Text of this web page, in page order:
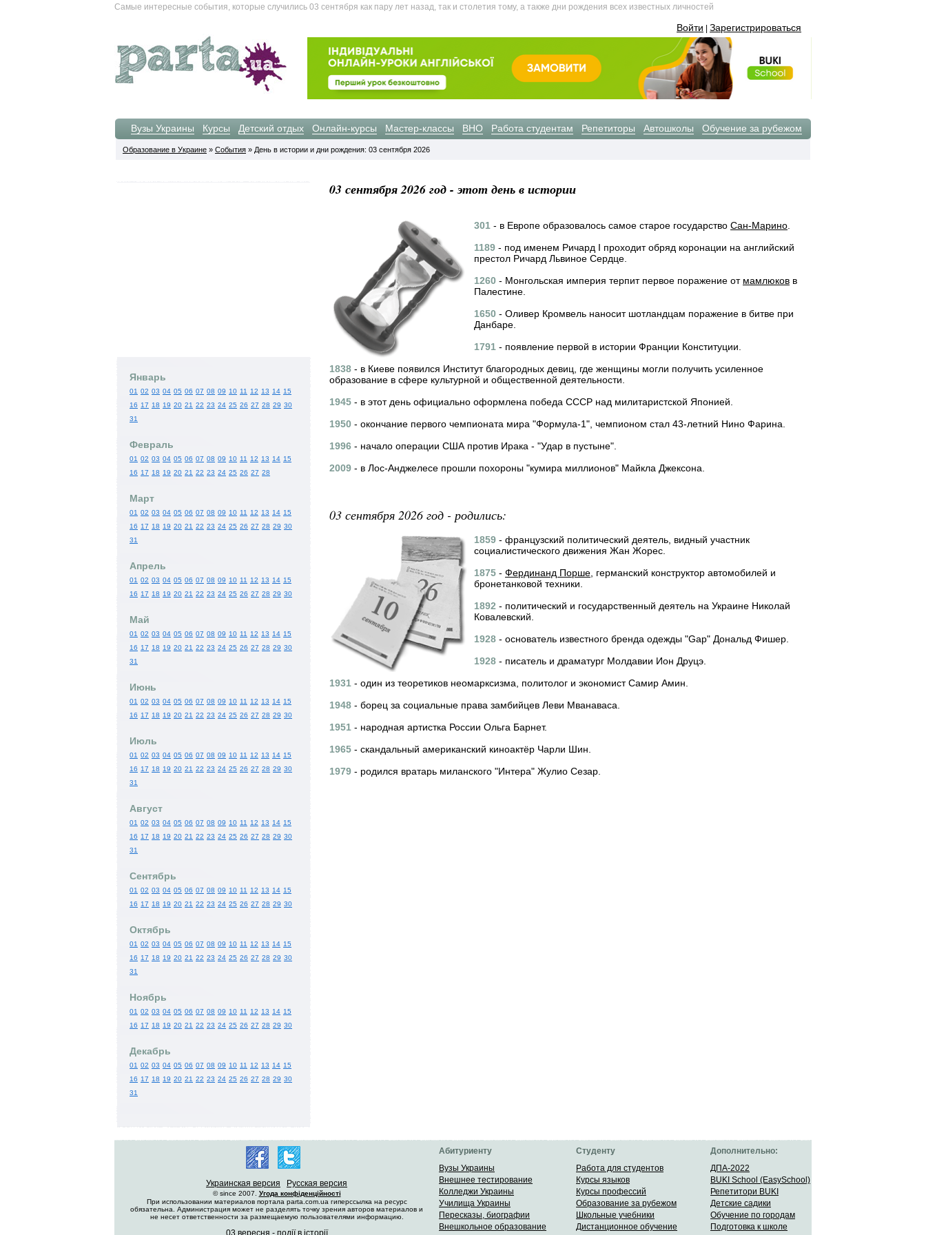
Самые интересные события, которые случились 03 сентября как пару лет назад, так и столетия тому, а также дни рождения всех известных личностей
Войти Зарегистрироваться
Вузы Украины Курсы Детский отдых Онлайн-курсы Мастер-классы ВНО Работа студентам Репетиторы Автошколы Обучение за рубежом
Образование в Украине » События » День в истории и дни рождения: 03 сентября 2026
03 сентября 2026 год - этот день в истории
301 - в Европе образовалось самое старое государство Сан-Марино
1189 - под именем Ричард I проходит обряд коронации на английский
престол Ричард Львиное Сердце.
1260 - Монгольская империя терпит первое поражение от мамлюков в
Палестине.
1650 - Оливер Кромвель наносит шотландцам поражение в битве при
Данбаре.
1791 - появление первой в истории Франции Конституции.
1838 - в Киеве появился Институт благородных девиц, где женщины могли получить усиленное
образование в сфере культурной и общественной деятельности.
1945 - в этот день официально оформлена победа СССР над милитаристской Японией.
1950 - окончание первого чемпионата мира "Формула-1", чемпионом стал 43-летний Нино Фарина.
1996 - начало операции США против Ирака - "Удар в пустыне".
2009 - в Лос-Анджелесе прошли похороны "кумира миллионов" Майкла Джексона.
03 сентября 2026 год - родились:
1859 - французский политический деятель, видный участник
социалистического движения Жан Жорес.
1875 - Фердинанд Порше , германский конструктор автомобилей и
бронетанковой техники.
1892 - политический и государственный деятель на Украине Николай
Ковалевский.
1928 - основатель известного бренда одежды "Gap" Дональд Фишер.
1928 - писатель и драматург Молдавии Ион Друцэ.
1931 - один из теоретиков неомарксизма, политолог и экономист Самир Амин.
1948 - борец за социальные права замбийцев Леви Мванаваса.
1951 - народная артистка России Ольга Барнет.
1965 - скандальный американский киноактёр Чарли Шин.
1979 - родился вратарь миланского "Интера" Жулио Сезар.
Январь
01 02 03 04 05 06 07 08 09 10 11 12 13 14 15
16 17 18 19 20 21 22 23 24 25 26 27 28 29 30
31
Февраль
01 02 03 04 05 06 07 08 09 10 11 12 13 14 15
16 17 18 19 20 21 22 23 24 25 26 27 28
Март
01 02 03 04 05 06 07 08 09 10 11 12 13 14 15
16 17 18 19 20 21 22 23 24 25 26 27 28 29 30
31
Апрель
01 02 03 04 05 06 07 08 09 10 11 12 13 14 15
16 17 18 19 20 21 22 23 24 25 26 27 28 29 30
Май
01 02 03 04 05 06 07 08 09 10 11 12 13 14 15
16 17 18 19 20 21 22 23 24 25 26 27 28 29 30
31
Июнь
01 02 03 04 05 06 07 08 09 10 11 12 13 14 15
16 17 18 19 20 21 22 23 24 25 26 27 28 29 30
Июль
01 02 03 04 05 06 07 08 09 10 11 12 13 14 15
16 17 18 19 20 21 22 23 24 25 26 27 28 29 30
31
Август
01 02 03 04 05 06 07 08 09 10 11 12 13 14 15
16 17 18 19 20 21 22 23 24 25 26 27 28 29 30
31
Сентябрь
01 02 03 04 05 06 07 08 09 10 11 12 13 14 15
16 17 18 19 20 21 22 23 24 25 26 27 28 29 30
Октябрь
01 02 03 04 05 06 07 08 09 10 11 12 13 14 15
16 17 18 19 20 21 22 23 24 25 26 27 28 29 30
31
Ноябрь
01 02 03 04 05 06 07 08 09 10 11 12 13 14 15
16 17 18 19 20 21 22 23 24 25 26 27 28 29 30
Декабрь
01 02 03 04 05 06 07 08 09 10 11 12 13 14 15
16 17 18 19 20 21 22 23 24 25 26 27 28 29 30
31
Украинская версия Русская версия
© since 2007. Угода конфіденційності
При использовании материалов портала parta.com.ua гиперссылка на ресурс
обязательна. Администрация может не разделять точку зрения авторов материалов и
не несет ответственности за размещаемую пользователями информацию.
03 вересня - події в історії
Абитуриенту
Вузы Украины
Внешнее тестирование
Колледжи Украины
Училища Украины
Пересказы, биографии
Внешкольное образование
Студенту
Работа для студентов
Курсы языков
Курсы профессий
Образование за рубежом
Школьные учебники
Дистанционное обучение
Дополнительно:
ДПА-2022
BUKI School (EasySchool)
Репетитори BUKI
Детские садики
Обучение по городам
Подготовка к школе